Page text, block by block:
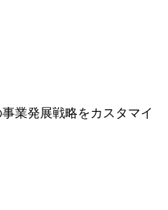
業発展戦略をカスタマイ